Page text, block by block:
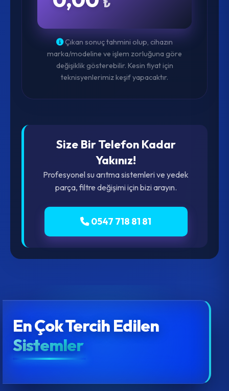
Çıkan sonuç tahmini olup, cihazın
marka/modeline ve işlem zorluğuna göre
değişiklik gösterebilir. Kesin fiyat için
teknisyenlerimiz keşif yapacaktır.
Size Bir Telefon Kadar
Yakınız!
Profesyonel su arıtma sistemleri ve yedek
parça, filtre değişimi için bizi arayın.
0547 718 81 81
En Çok Tercih Edilen
Sistemler